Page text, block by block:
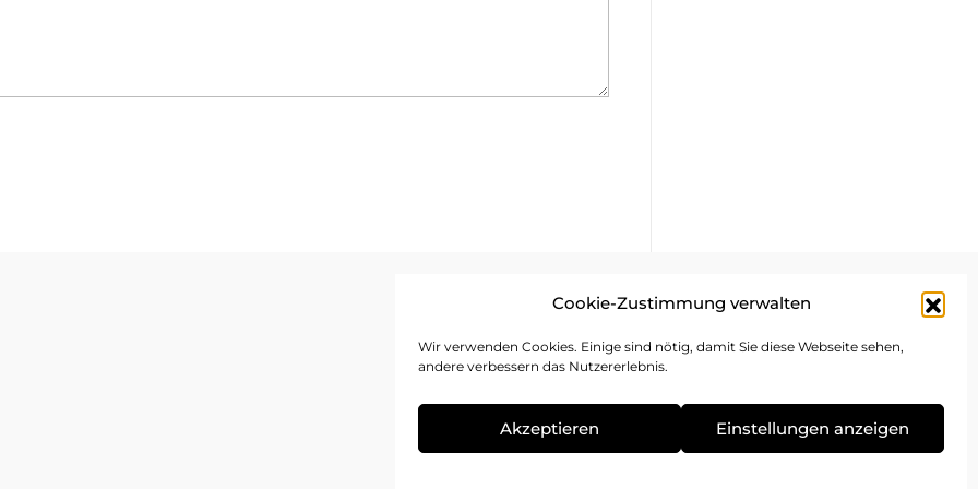
Cookie-Zustimmung verwalten
Wir verwenden Cookies. Einige sind nötig, damit Sie diese Webseite sehen,
andere verbessern das Nutzererlebnis.
Akzeptieren Einstellungen anzeigen
Datenschutz